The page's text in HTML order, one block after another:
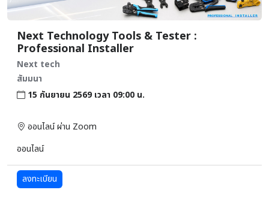
Next Technology Tools & Tester :
Professional Installer
Next tech
สัมมนา
15 กันยายน 2569 เวลา 09:00 น.
ออนไลน์ ผ่าน Zoom
ออนไลน์
ลงทะเบียน